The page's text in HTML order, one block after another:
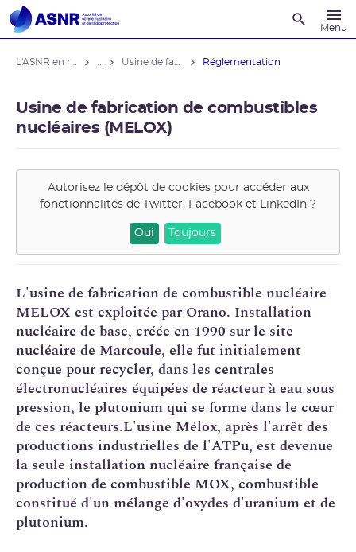
Menu
Réglementation
Usine de fabrication de combustibles
nucléaires (MELOX)
Autorisez le dépôt de cookies pour accéder aux
fonctionnalités de Twitter, Facebook et LinkedIn ?
Oui Toujours
L'usine de fabrication de combustible nucléaire
MELOX est exploitée parOrano. Installation
nucléaire de base, créée en 1990 sur le site
nucléaire de Marcoule, elle fut initialement
conçue pour recycler, dans les centrales
électronucléaires équipées de réacteur à eau sous
pression, le plutoniumqui se forme dans le cœur
de ces réacteurs.L'usine Mélox, après l'arrêt des
productions industrielles de l'ATPu, est devenue
la seule installation nucléaire française de
production de combustible MOX, combustible
constitué d'un mélange d'oxydes d'uraniumet de
plutonium.